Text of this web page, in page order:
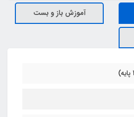
آموزش باز و بست